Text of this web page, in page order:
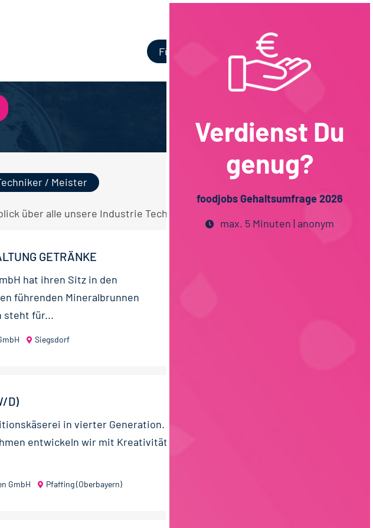
Für Unternehmen
/ Meister
über alle unsere Industrie Technik Techniker / Meister Stellen.
GETRÄNKE
hat ihren Sitz in den
führenden Mineralbrunnen
steht für...
Siegsdorf
D)
in vierter Generation.
entwickeln wir mit Kreativität
GmbH Pfaffing (Oberbayern)
Verdienst Du
genug?
foodjobs Gehaltsumfrage 2026
max. 5 Minuten | anonym